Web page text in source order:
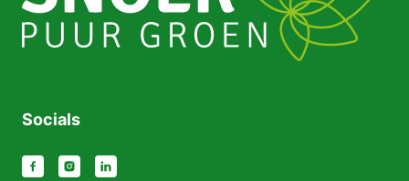
Socials